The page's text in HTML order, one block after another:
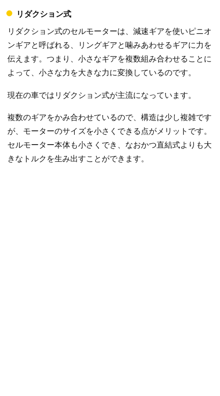
リダクション式
リダクション式のセルモーターは、減速ギアを使いピニオ
ンギアと呼ばれる、リングギアと噛みあわせるギアに力を
伝えます。つまり、小さなギアを複数組み合わせることに
よって、小さな力を大きな力に変換しているのです。
現在の車ではリダクション式が主流になっています。
複数のギアをかみ合わせているので、構造は少し複雑です
が、モーターのサイズを小さくできる点がメリットです。
セルモーター本体も小さくでき、なおかつ直結式よりも大
きなトルクを生み出すことができます。